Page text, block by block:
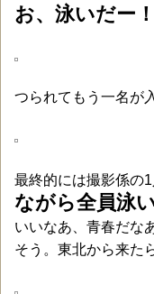
お、泳いだー
つられてもう一名が
最終的には撮影係の1
ながら全員泳
いいなあ、青春だな
そう。東北から来た